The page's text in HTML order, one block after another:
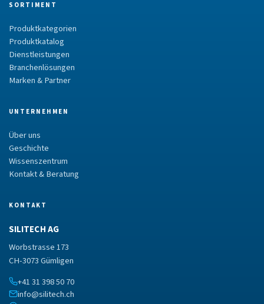
SORTIMENT
Produktkategorien
Produktkatalog
Dienstleistungen
Branchenlösungen
Marken & Partner
UNTERNEHMEN
Über uns
Geschichte
Wissenszentrum
Kontakt & Beratung
KONTAKT
SILITECH AG
Worbstrasse 173
CH-3073 Gümligen
+41 31 398 50 70
info@silitech.ch